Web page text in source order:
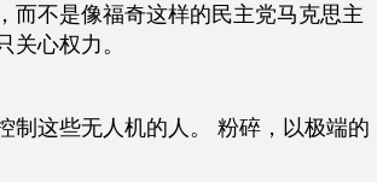
而不是像福奇这样的民主党马克思主
关心权力。
制这些无人机的人。 粉碎，以极端的